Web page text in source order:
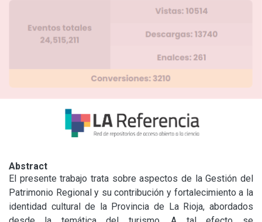
Abstract
El presente trabajo trata sobre aspectos de la Gestión del
Patrimonio Regional y su contribución y fortalecimiento a la
identidad cultural de la Provincia de La Rioja, abordados